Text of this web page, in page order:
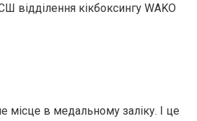
відділення кікбоксингу WAKO
місце в медальному заліку. І це